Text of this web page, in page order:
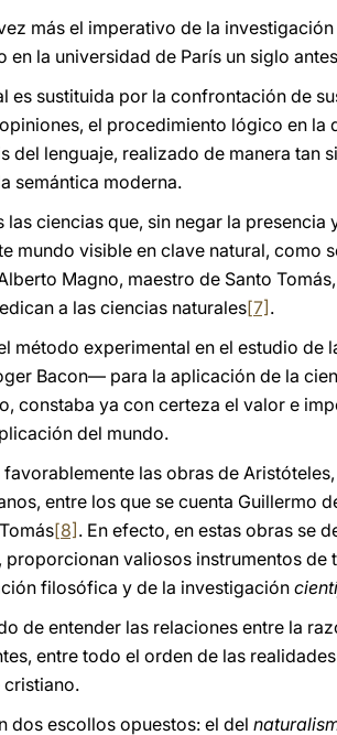
más el imperativo de la
en la universidad de París un siglo
sustituida por la confrontación de
el procedimiento lógico en la
del lenguaje, realizado de manera tan
semántica moderna.
ciencias que, sin negar la presencia
mundo visible en clave natural, como
Magno, maestro de Santo
a las ciencias naturales[7] .
método experimental en el estudio de
Bacon— para la aplicación de la
constaba ya con certeza el valor e
del mundo.
las obras de
entre los que se cuenta Guillermo
[8] . En efecto, en estas obras se
proporcionan valiosos instrumentos de
filosófica y de la investigación
de entender las relaciones entre la
entre todo el orden de las
cristiano.
dos escollos opuestos: el del